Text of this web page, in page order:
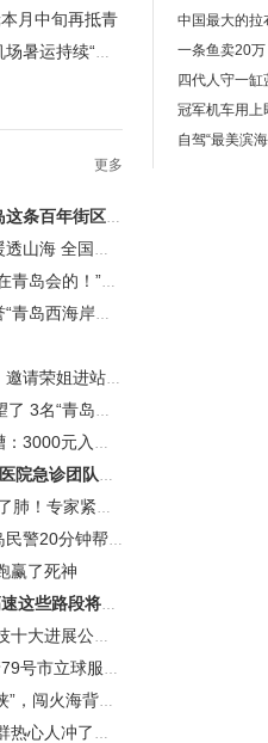
月中旬再抵青
持续“升温”
更多
街区要再创示范
“瞬间爱上青岛”
发文引来如潮跟评
人奖5000元转头全捐了
荣姐进站摆摊
断冲进深海救人
记本一本难求！
“爆表”重度脓毒症患者
专家紧急提醒
钟帮一家人团聚
赢了死神
段将进行施工
岛各有一项入选
球服硬核施救
背出八旬俩老人
冲了上去……
托底的答案
中国最大的拉
占地75亩年
一条鱼卖20
渔场 青岛“锦
四代人守一
工的温度机器
冠军机车用上
青岛大洋订
自驾“最美滨